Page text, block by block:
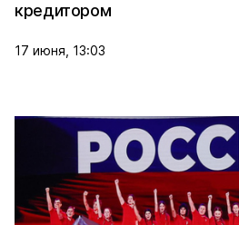
кредитором
17 июня, 13:03